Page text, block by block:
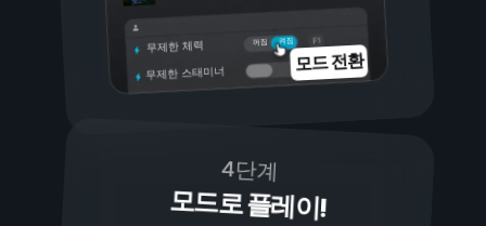
켜짐
꺼짐
무제한 체력
무제한 스태미너 모드 전환
4단계
모드로 플레이!